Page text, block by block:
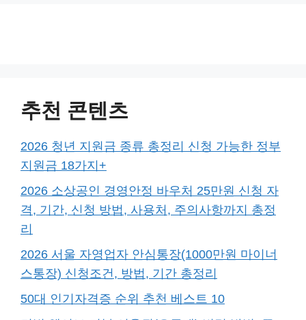
추천 콘텐츠
2026 청년 지원금 종류 총정리 신청 가능한 정부
지원금 18가지+
2026 소상공인 경영안정 바우처 25만원 신청 자
격, 기간, 신청 방법, 사용처, 주의사항까지 총정
리
2026 서울 자영업자 안심통장(1000만원 마이너
스통장) 신청조건, 방법, 기간 총정리
50대 인기자격증 순위 추천 베스트 10